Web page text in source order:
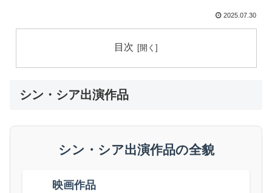
2025.07.30
目次
シン・シア出演作品
シン・シア出演作品の全貌
映画作品